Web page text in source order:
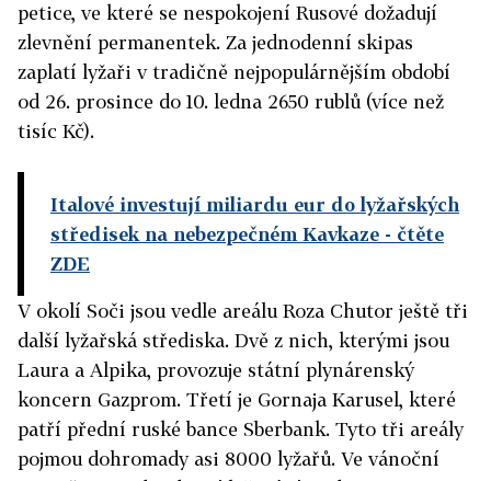
petice, ve které se nespokojení Rusové dožadují
zlevnění permanentek. Za jednodenní skipas
zaplatí lyžaři v tradičně nejpopulárnějším období
od 26. prosince do 10. ledna 2650 rublů (více než
tisíc Kč).
Italové investují miliardu eur do lyžařských
středisek na nebezpečném Kavkaze - čtěte
ZDE
V okolí Soči jsou vedle areálu Roza Chutor ještě tři
další lyžařská střediska. Dvě z nich, kterými jsou
Laura a Alpika, provozuje státní plynárenský
koncern Gazprom. Třetí je Gornaja Karusel, které
patří přední ruské bance Sberbank. Tyto tři areály
pojmou dohromady asi 8000 lyžařů. Ve vánoční